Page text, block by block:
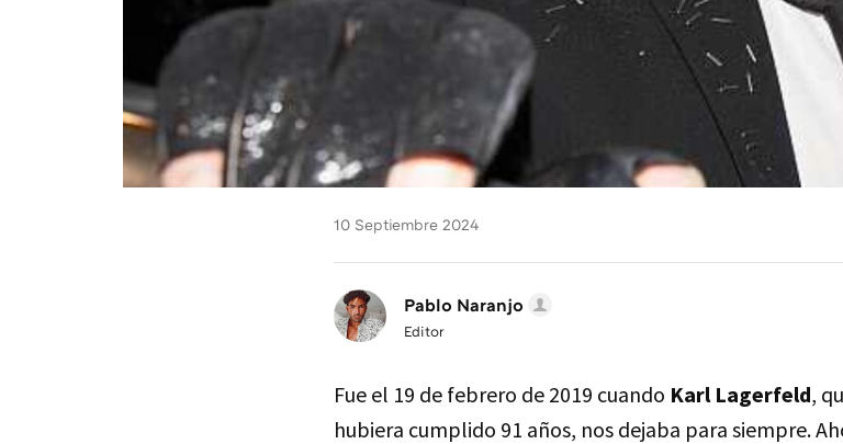
10 Septiembre 2024
Pablo Naranjo
Editor
Fue el 19 de febrero de 2019 cuando Karl Lagerfeld,
hubiera cumplido 91 años, nos dejaba para siempre.